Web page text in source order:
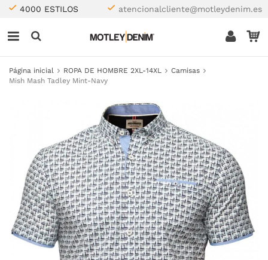
4000 ESTILOS atencionalcliente@motleydenim.es
Página inicial ROPA DE HOMBRE 2XL-14XL
Camisas
Mish Mash Tadley Mint-Navy